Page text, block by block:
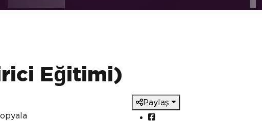
Eğitimi)
Paylaş